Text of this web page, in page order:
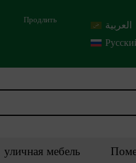
Продлить العربية
уличная мебель